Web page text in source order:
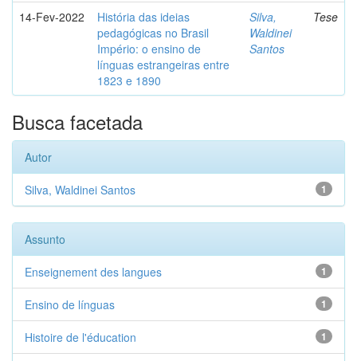
14-Fev-2022
História das ideias
pedagógicas no Brasil
Império: o ensino de
línguas estrangeiras entre
1823 e 1890
Silva,
Waldinei
Santos
Tese
Busca facetada
Autor
1
Silva, Waldinei Santos
Assunto
1
Enseignement des langues
1
Ensino de línguas
1
Histoire de l'éducation